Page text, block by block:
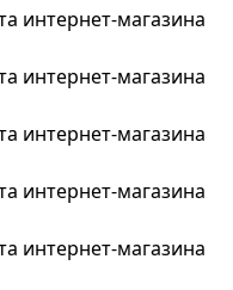
интернет-магазина
интернет-магазина
интернет-магазина
интернет-магазина
интернет-магазина